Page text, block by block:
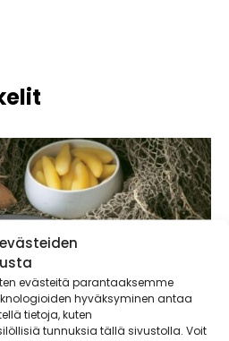
evästeitä parantaaksemme
hyväksyminen antaa
tietoja, kuten
tunnuksia tällä sivustolla. Voit